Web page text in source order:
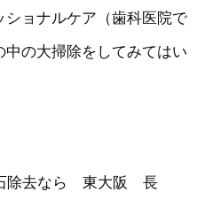
ョナルケア（歯科医院で
の大掃除をしてみてはい
除去なら 東大阪 長